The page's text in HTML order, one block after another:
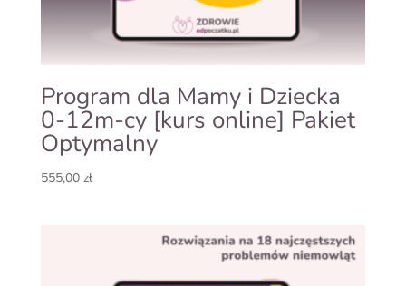
Program dla Mamy i Dziecka
0-12m-cy [kurs online] Pakiet
Optymalny
555,00 zł